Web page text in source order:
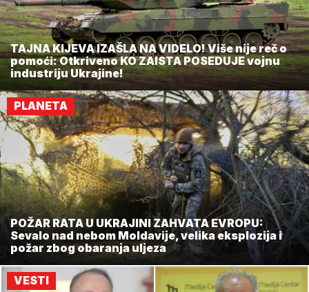
TAJNA KIJEVA IZAŠLA NA VIDELO! Više nije reč o
pomoći: Otkriveno KO ZAISTA POSEDUJE vojnu
industriju Ukrajine!
PLANETA
POŽAR RATA U UKRAJINI ZAHVATA EVROPU:
Sevalo nad nebom Moldavije, velika eksplozija i
požar zbog obaranja uljeza
VESTI